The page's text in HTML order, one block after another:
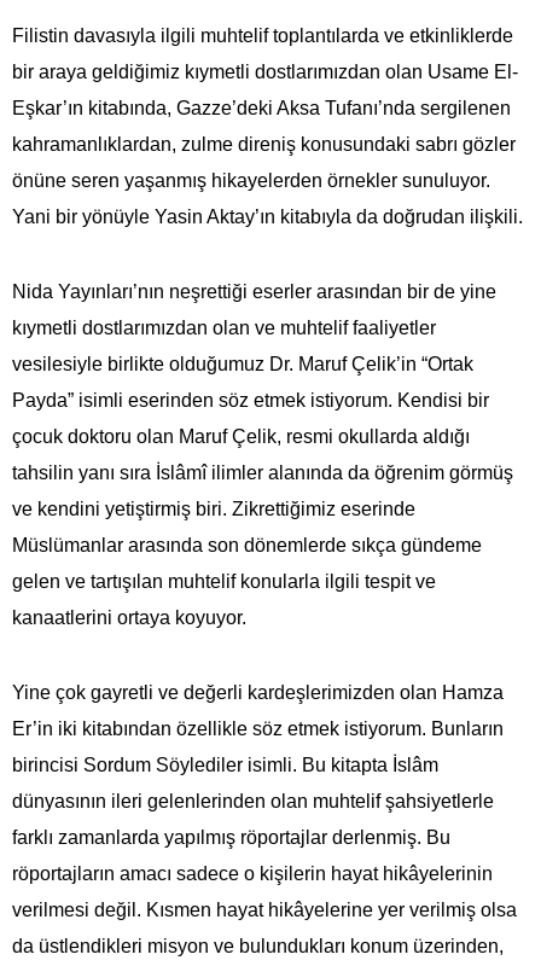
Filistin davasıyla ilgili muhtelif toplantılarda ve etkinliklerde
bir araya geldiğimiz kıymetli dostlarımızdan olan Usame El-
Eşkar’ın kitabında, Gazze’deki Aksa Tufanı’nda sergilenen
kahramanlıklardan, zulme direniş konusundaki sabrı gözler
önüne seren yaşanmış hikayelerden örnekler sunuluyor.
Yani bir yönüyle Yasin Aktay’ın kitabıyla da doğrudan ilişkili.
Nida Yayınları’nın neşrettiği eserler arasından bir de yine
kıymetli dostlarımızdan olan ve muhtelif faaliyetler
vesilesiyle birlikte olduğumuz Dr. Maruf Çelik’in “Ortak
Payda” isimli eserinden söz etmek istiyorum. Kendisi bir
çocuk doktoru olan Maruf Çelik, resmi okullarda aldığı
tahsilin yanı sıra İslâmî ilimler alanında da öğrenim görmüş
ve kendini yetiştirmiş biri. Zikrettiğimiz eserinde
Müslümanlar arasında son dönemlerde sıkça gündeme
gelen ve tartışılan muhtelif konularla ilgili tespit ve
kanaatlerini ortaya koyuyor.
Yine çok gayretli ve değerli kardeşlerimizden olan Hamza
Er’in iki kitabından özellikle söz etmek istiyorum. Bunların
birincisi Sordum Söylediler isimli. Bu kitapta İslâm
dünyasının ileri gelenlerinden olan muhtelif şahsiyetlerle
farklı zamanlarda yapılmış röportajlar derlenmiş. Bu
röportajların amacı sadece o kişilerin hayat hikâyelerinin
verilmesi değil. Kısmen hayat hikâyelerine yer verilmiş olsa
da üstlendikleri misyon ve bulundukları konum üzerinden,